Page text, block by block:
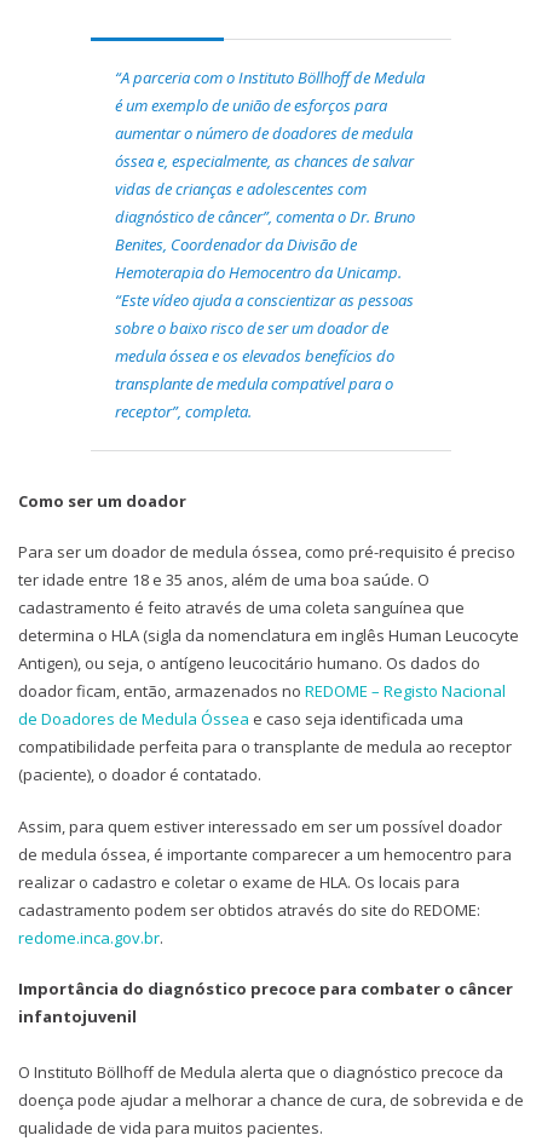
“A parceria com o Instituto Böllhoff de Medula
é um exemplo de união de esforços para
aumentar o número de doadores de medula
óssea e, especialmente, as chances de salvar
vidas de crianças e adolescentes com
diagnóstico de câncer”, comenta o Dr. Bruno
Benites, Coordenador da Divisão de
Hemoterapia do Hemocentro da Unicamp.
“Este vídeo ajuda a conscientizar as pessoas
sobre o baixo risco de ser um doador de
medula óssea e os elevados benefícios do
transplante de medula compatível para o
receptor”, completa.
Como ser um doador
Para ser um doador de medula óssea, como pré-requisito é preciso
ter idade entre 18 e 35 anos, além de uma boa saúde. O
cadastramento é feito através de uma coleta sanguínea que
determina o HLA (sigla da nomenclatura em inglês Human Leucocyte
Antigen), ou seja, o antígeno leucocitário humano. Os dados do
doador ficam, então, armazenados no REDOME – Registo Nacional
de Doadores de Medula Óssea e caso seja identificada uma
compatibilidade perfeita para o transplante de medula ao receptor
(paciente), o doador é contatado.
Assim, para quem estiver interessado em ser um possível doador
de medula óssea, é importante comparecer a um hemocentro para
realizar o cadastro e coletar o exame de HLA. Os locais para
cadastramento podem ser obtidos através do site do REDOME:
redome.inca.gov.br.
Importância do diagnóstico precoce para combater o câncer
infantojuvenil
O Instituto Böllhoff de Medula alerta que o diagnóstico precoce da
doença pode ajudar a melhorar a chance de cura, de sobrevida e de
qualidade de vida para muitos pacientes.